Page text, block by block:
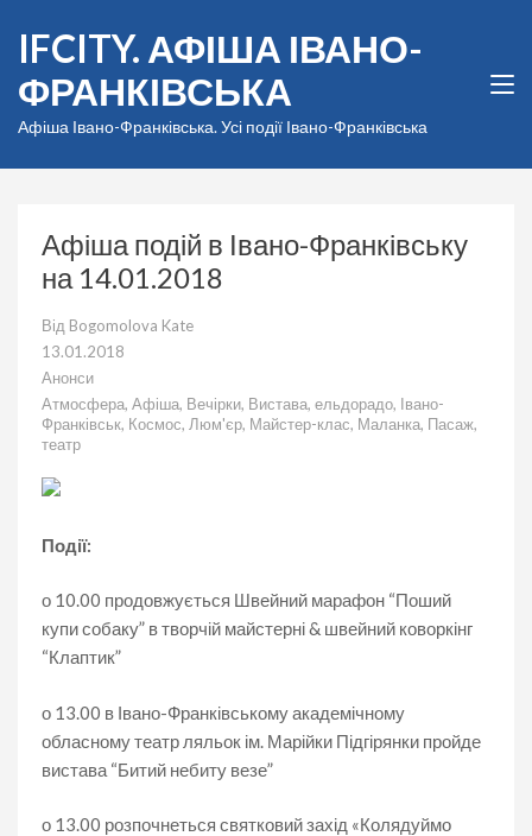
вмісту
(натисніть
Enter)
IFCITY. АФІША ІВАНО-
ФРАНКІВСЬКА
Афіша Івано-Франківська. Усі події Івано-Франківська
Афіша подій в Івано-Франківську
на 14.01.2018
Від Bogomolova Kate
13.01.2018
Анонси
Атмосфера, Афіша, Вечірки, Вистава, ельдорадо, Івано-
Франківськ, Космос, Люм'єр, Майстер-клас, Маланка, Пасаж,
театр
Події:
о 10.00 продовжується Швейний марафон “Поший
купи собаку” в творчій майстерні & швейний коворкінг
“Клаптик”
о 13.00 в Івано-Франківському академічному
обласному театр ляльок ім. Марійки Підгірянки пройде
вистава “Битий небиту везе”
о 13.00 розпочнеться святковий захід «Колядуймо